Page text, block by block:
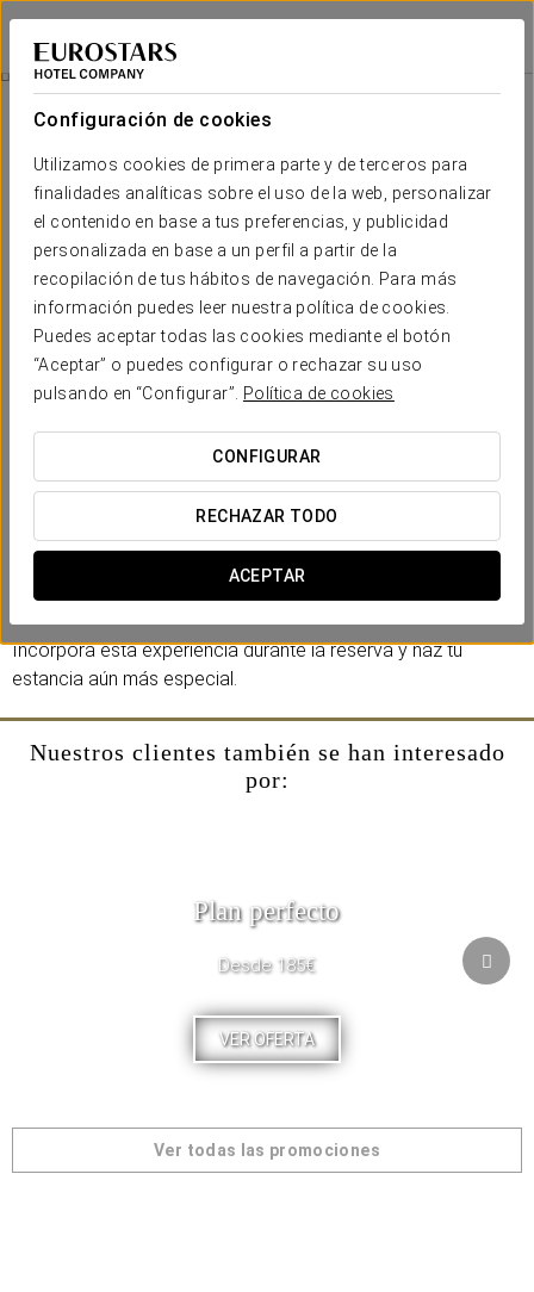
Configuración de cookies
Utilizamos cookies de primera parte y de terceros para
finalidades analíticas sobre el uso de la web, personalizar
el contenido en base a tus preferencias, y publicidad
personalizada en base a un perfil a partir de la
recopilación de tus hábitos de navegación. Para más
información puedes leer nuestra política de cookies.
Puedes aceptar todas las cookies mediante el botón
“Aceptar” o puedes configurar o rechazar su uso
pulsando en “Configurar”.
Política de cookies
CONFIGURAR
RECHAZAR TODO
ACEPTAR
Eurostars Torre Sevilla
SEVILLA
Vive Eurostars
10 € persona
Vive Eurostars
Disfruta de tu estancia en nuestro hotel con un refrescante
mojito en las alturas de Sevilla.
Incluye:
- Mojito en la Terraza Atalaya o lobby bar.
- Late check-out hasta las 14:00h ( bajo disponibilidad).
Incorpora esta experiencia durante la reserva y haz tu
estancia aún más especial.
Nuestros clientes también se han interesado
por:
Plan perfecto
Desde 185€
VER OFERTA
Ver todas las promociones